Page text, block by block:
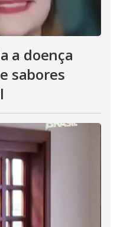
a doença
sabores